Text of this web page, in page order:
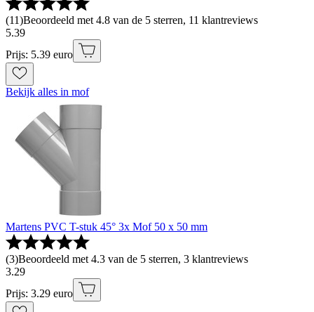
(11)Beoordeeld met 4.8 van de 5 sterren, 11 klantreviews
5.39
Prijs: 5.39 euro
Bekijk alles in mof
Martens PVC T-stuk 45° 3x Mof 50 x 50 mm
(3)Beoordeeld met 4.3 van de 5 sterren, 3 klantreviews
3.29
Prijs: 3.29 euro